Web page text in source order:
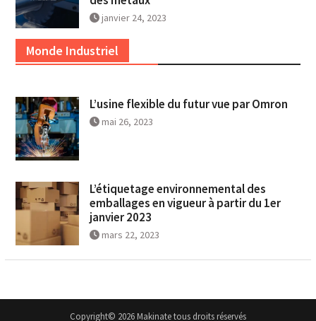
janvier 24, 2023
Monde Industriel
L’usine flexible du futur vue par Omron
mai 26, 2023
L’étiquetage environnemental des
emballages en vigueur à partir du 1er
janvier 2023
mars 22, 2023
Copyright© 2026 Makinate tous droits réservés